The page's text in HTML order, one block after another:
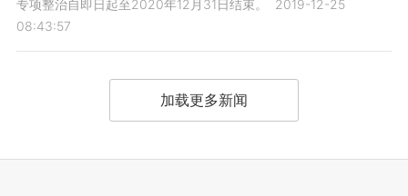
专项整治自即日起至2020年12月31日结束。
2019-12-25
08:43:57
加载更多新闻